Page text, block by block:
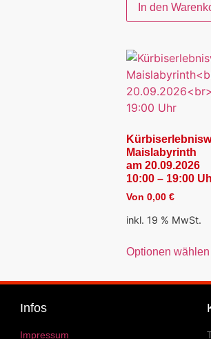
In den
Maislabyrinth
am 20.09.2026
10:00 – 19:00
Von 0,00 €
inkl. 19 % MwSt.
Optionen wählen
Infos
Impressum